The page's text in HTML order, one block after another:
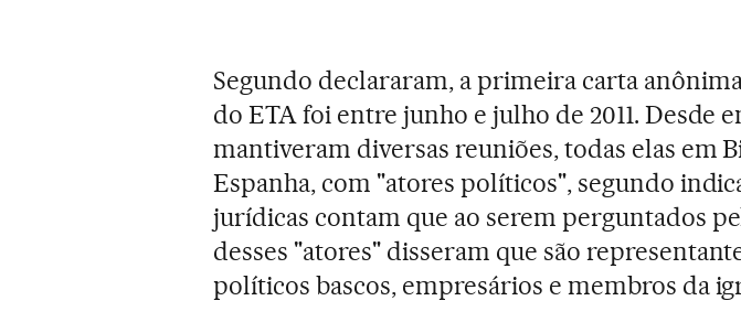
Segundo declararam, a primeira carta
do ETA foi entre junho e julho de 2011. Desde
mantiveram diversas reuniões, todas elas em
Espanha, com "atores políticos", segundo
jurídicas contam que ao serem perguntados
desses "atores" disseram que são
políticos bascos, empresários e membros da